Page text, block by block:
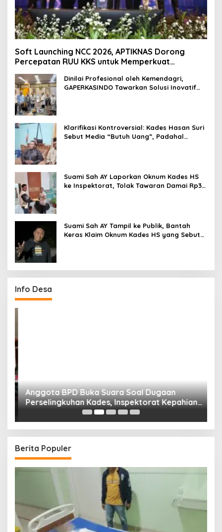
Soft Launching NCC 2026, APTIKNAS Dorong
Percepatan RUU KKS untuk Memperkuat
Kedaulatan Digital Indonesia
Dinilai Profesional oleh Kemendagri,
GAPERKASINDO Tawarkan Solusi Inovatif
Klarifikasi Kontroversial: Kades Hasan Suri
Sebut Media “Butuh Uang”, Padahal
Suami Sah AY Laporkan Oknum Kades HS
ke Inspektorat, Tolak Tawaran Damai Rp3
Suami Sah AY Tampil ke Publik, Bantah
Keras Klaim Oknum Kades HS yang Sebut
Info Desa
Anggota BPD Buka Suara Soal Dugaan
Perselingkuhan Kades, Inspektorat Kepahiang
Pastikan Akan Panggil Kades Suro Muncar
Berita Populer